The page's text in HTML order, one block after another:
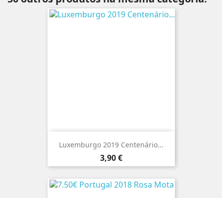
Luxemburgo 2019 Centenário...
Preço
3,90 €